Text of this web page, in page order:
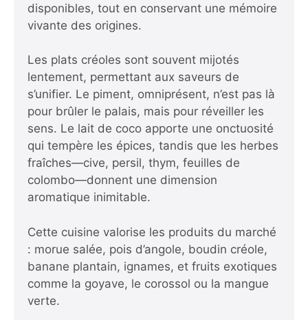
disponibles, tout en conservant une mémoire
vivante des origines.
Les plats créoles sont souvent mijotés
lentement, permettant aux saveurs de
s’unifier. Le piment, omniprésent, n’est pas là
pour brûler le palais, mais pour réveiller les
sens. Le lait de coco apporte une onctuosité
qui tempère les épices, tandis que les herbes
fraîches—cive, persil, thym, feuilles de
colombo—donnent une dimension
aromatique inimitable.
Cette cuisine valorise les produits du marché
: morue salée, pois d’angole, boudin créole,
banane plantain, ignames, et fruits exotiques
comme la goyave, le corossol ou la mangue
verte.